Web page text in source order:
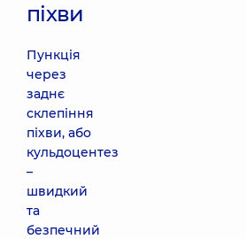
піхви
Пункція
через
заднє
склепіння
піхви, або
кульдоцентез
–
швидкий
та
безпечний